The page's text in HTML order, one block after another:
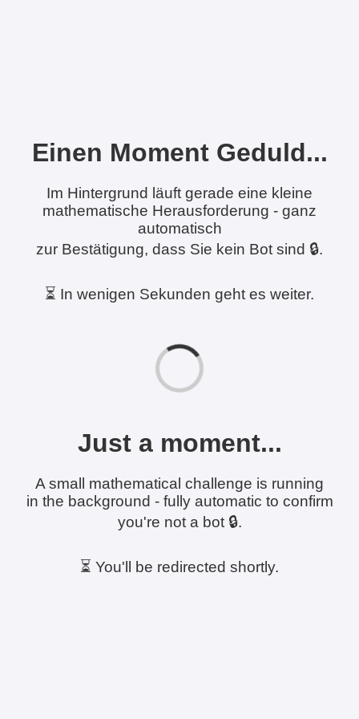
Einen Moment Geduld...
Im Hintergrund läuft gerade eine kleine
mathematische Herausforderung - ganz
automatisch
zur Bestätigung, dass Sie kein Bot sind 🔒.
⏳ In wenigen Sekunden geht es weiter.
Just a moment...
A small mathematical challenge is running
in the background - fully automatic to confirm
you're not a bot 🔒.
⏳ You'll be redirected shortly.